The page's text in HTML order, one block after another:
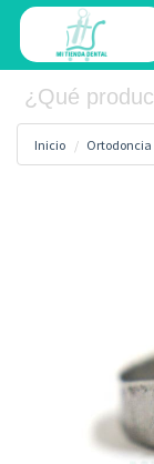
Inicio Ortodoncia